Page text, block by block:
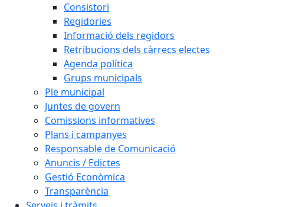
Consistori
Regidories
Informació dels regidors
Retribucions dels càrrecs electes
Agenda política
Grups municipals
Ple municipal
Juntes de govern
Comissions informatives
Plans i campanyes
Responsable de Comunicació
Anuncis / Edictes
Gestió Econòmica
Transparència